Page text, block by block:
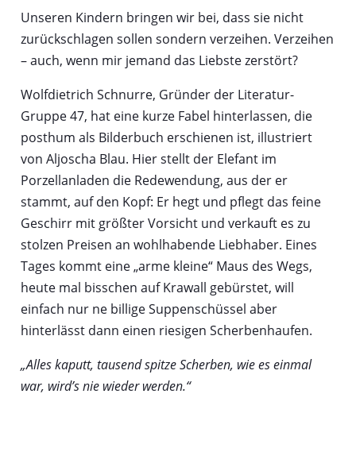
Unseren Kindern bringen wir bei, dass sie nicht
zurückschlagen sollen sondern verzeihen. Verzeihen
– auch, wenn mir jemand das Liebste zerstört?
Wolfdietrich Schnurre, Gründer der Literatur-
Gruppe 47, hat eine kurze Fabel hinterlassen, die
posthum als Bilderbuch erschienen ist, illustriert
von Aljoscha Blau. Hier stellt der Elefant im
Porzellanladen die Redewendung, aus der er
stammt, auf den Kopf: Er hegt und pflegt das feine
Geschirr mit größter Vorsicht und verkauft es zu
stolzen Preisen an wohlhabende Liebhaber. Eines
Tages kommt eine „arme kleine“ Maus des Wegs,
heute mal bisschen auf Krawall gebürstet, will
einfach nur ne billige Suppenschüssel aber
hinterlässt dann einen riesigen Scherbenhaufen.
„Alles kaputt, tausend spitze Scherben, wie es einmal
war, wird’s nie wieder werden.“